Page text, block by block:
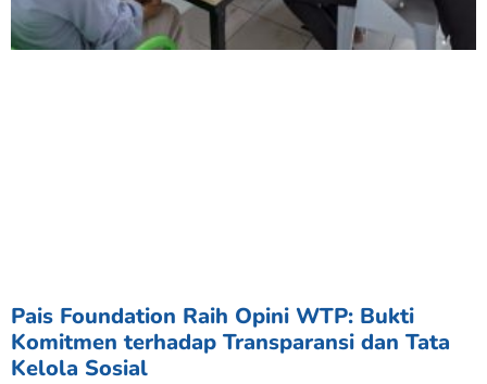
Pais Foundation Raih Opini WTP: Bukti
Komitmen terhadap Transparansi dan Tata
Kelola Sosial